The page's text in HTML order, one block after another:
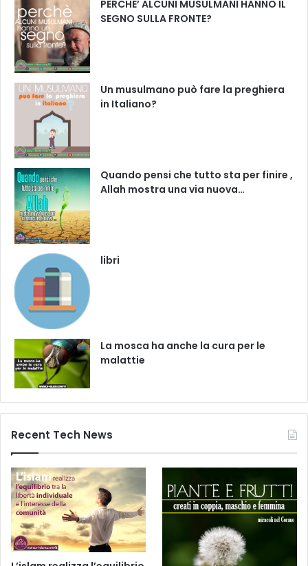
PERCHE’ ALCUNI MUSULMANI HANNO IL
SEGNO SULLA FRONTE?
Un musulmano può fare la preghiera
in Italiano?
Quando pensi che tutto sta per finire ,
Allah mostra una via nuova…
libri
La mosca ha anche la cura per le
malattie
Recent Tech News